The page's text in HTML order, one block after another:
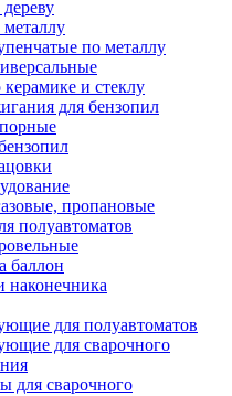
по металлу
и стеклу
для бензопил
пропановые
полуавтоматов
баллон
наконечника
для полуавтоматов
для сварочного
для сварочного